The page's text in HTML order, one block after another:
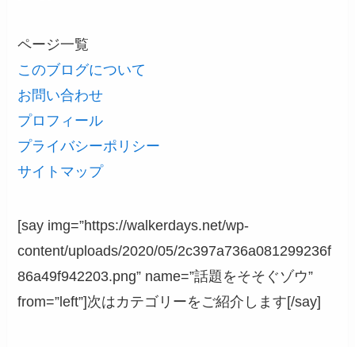
ページ一覧
このブログについて
お問い合わせ
プロフィール
プライバシーポリシー
サイトマップ
[say img=”https://walkerdays.net/wp-
content/uploads/2020/05/2c397a736a081299236f
86a49f942203.png” name=”話題をそそぐゾウ”
from=”left”]次はカテゴリーをご紹介します[/say]